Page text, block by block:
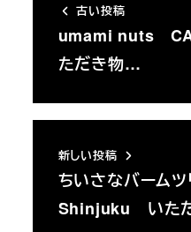
古い投稿
umami nuts
ただき物…
新しい投稿
ちいさなバーム
Shinjuku いた